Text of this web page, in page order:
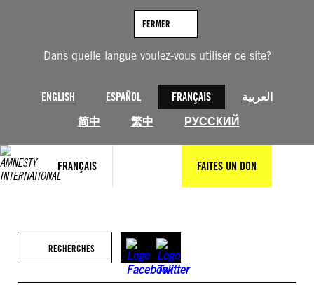
Dans quelle langue voulez-vous utiliser ce site?
ENGLISH ESPAÑOL FRANÇAIS
العربية
简中
繁中 РУССКИЙ
FERMER
FRANÇAIS FAITES UN DON
RECHERCHES